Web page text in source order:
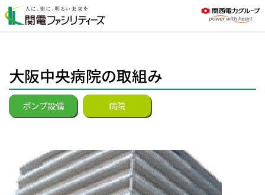
大阪中央病院の取組み
ポンプ設備 病院